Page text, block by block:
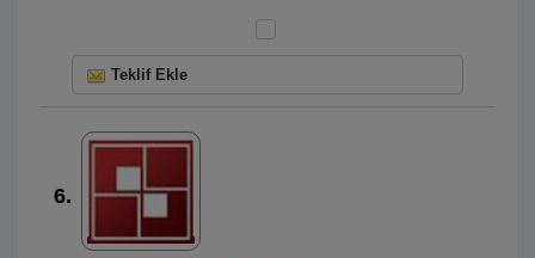
Teklif Ekle
6.